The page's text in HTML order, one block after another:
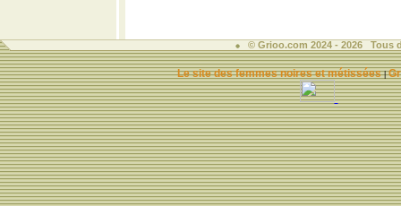
© Grioo.com 2024 - 2026 Tous
Le site des femmes noires et métissées|